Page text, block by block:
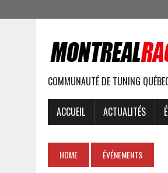
COMMUNAUTÉ DE TUNING
ACCUEIL ACTUALITÉS
HOME ÉVÉNEMENTS